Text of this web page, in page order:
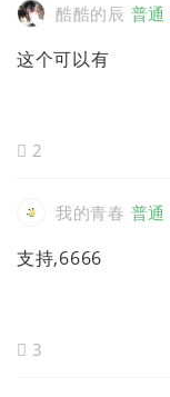
酷酷的辰 普通
这个可以有
2
我的青春 普通
支持,6666
3